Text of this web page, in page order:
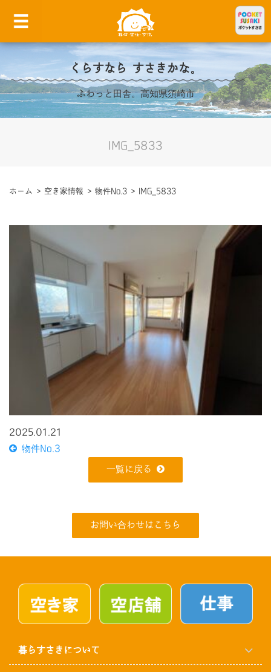
くらすなら すさきかな。
ふわっと田舎。高知県須崎市
IMG_5833
ホーム > 空き家情報 > 物件No.3 > IMG_5833
2025.01.21
物件No.3
一覧に戻る
お問い合わせはこちら
暮らすさきについて